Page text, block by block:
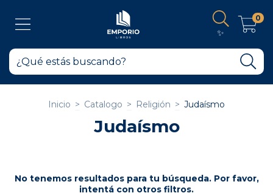
✨
0
Inicio > Catalogo > Religión > Judaísmo
Judaísmo
No tenemos resultados para tu búsqueda. Por favor,
intentá con otros filtros.